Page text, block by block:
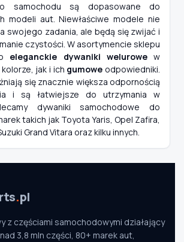
samochodu są dopasowane do
modeli aut. Niewłaściwe modele nie
swojego zadania, ale będą się zwijać i
czystości. W asortymencie sklepu
eleganckie dywaniki welurowew
jak i ich gumowe odpowiedniki.
się znacznie większa odpornością
i są łatwiejsze do utrzymania w
dywaniki samochodowe do
takich jak Toyota Yaris, Opel Zafira,
Grand Vitara oraz kilku innych.
.pl
z częściami samochodowymi działający
3,8 mln części, 80+ marek aut,